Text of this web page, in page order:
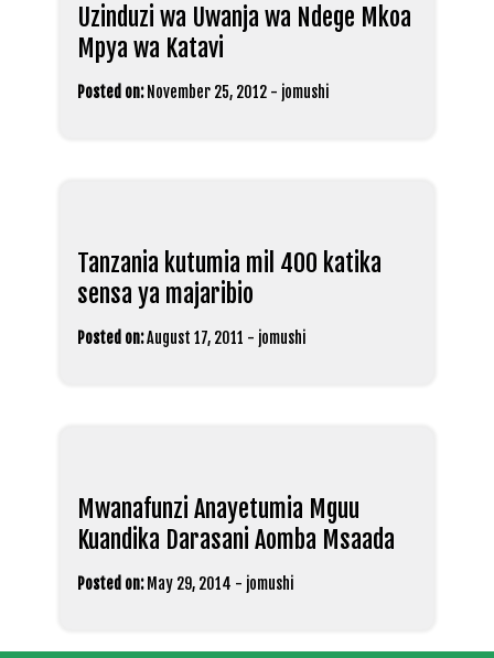
Uzinduzi wa Uwanja wa Ndege Mkoa
Mpya wa Katavi
Posted on: November 25, 2012 - jomushi
Tanzania kutumia mil 400 katika
sensa ya majaribio
Posted on:August 17, 2011 - jomushi
Mwanafunzi Anayetumia Mguu
Kuandika Darasani Aomba Msaada
Posted on: May 29, 2014 - jomushi